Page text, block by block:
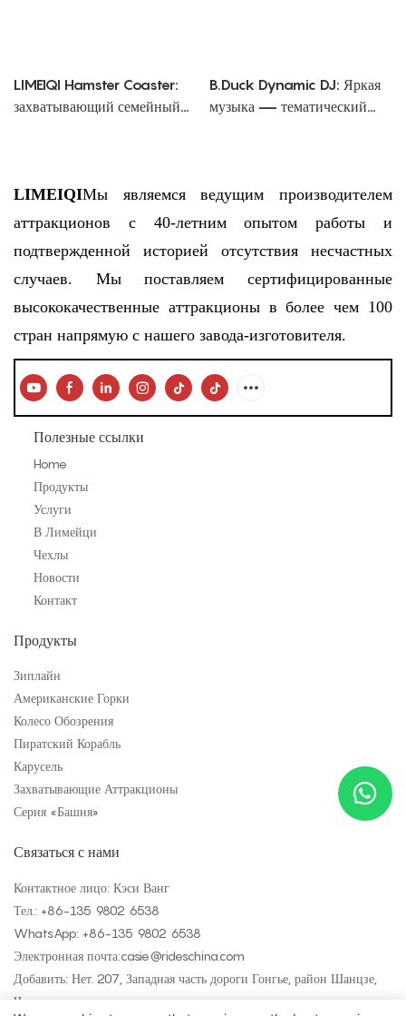
LIMEIQI Hamster Coaster:
захватывающий семейный
B.Duck Dynamic DJ: Яркая
музыка — тематический
LIMEIQIМы являемся ведущим производителем
аттракционов с 40-летним опытом работы и
подтвержденной историей отсутствия несчастных
случаев. Мы поставляем сертифицированные
высококачественные аттракционы в более чем 100
стран напрямую с нашего завода-изготовителя.
Полезные ссылки
Home
Продукты
Услуги
В Лимейци
Чехлы
Новости
Контакт
Продукты
Зиплайн
Американские Горки
Колесо Обозрения
Пиратский Корабль
Карусель
Захватывающие Аттракционы
Серия «Башня»
Связаться с нами
Контактное лицо: Кэси Ванг
Тел.: +86-135 9802 6538
WhatsApp: +86-135 9802 6538
Электронная почта:casie@rideschina.com
Добавить: Нет. 207, Западная часть дороги Гонгье, район Шанцзе,
Чжэнчжоу